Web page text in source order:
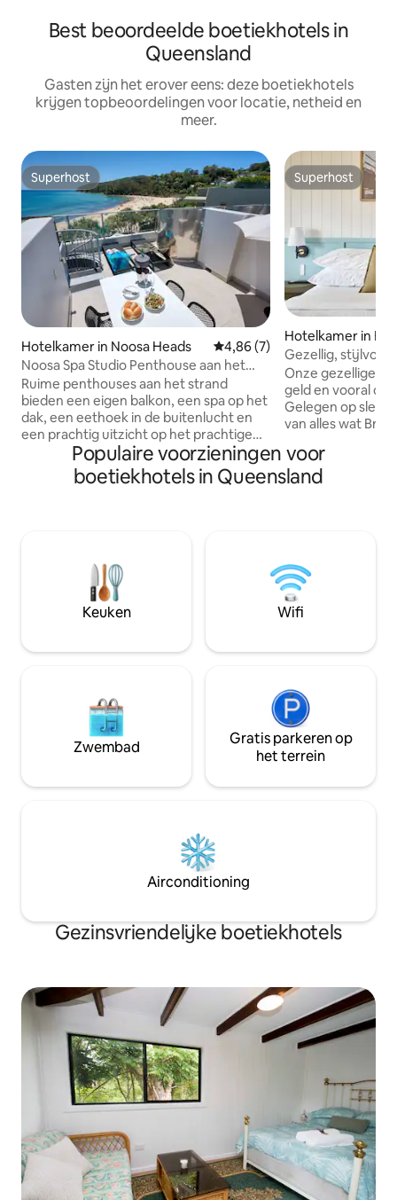
Best beoordeelde boetiekhotels in
Queensland
Gasten zijn het erover eens: deze boetiekhotels
krijgen topbeoordelingen voor locatie, netheid en
meer.
Superhost
Superhost
Hotelkamer in Noosa Heads Gemiddelde beoordeling van
4,86 (7)
Noosa Spa Studio Penthouse aan het
strand
Ruime penthouses aan het strand
bieden een eigen balkon, een spa op het
dak, een eethoek in de buitenlucht en
een prachtig uitzicht op het prachtige
Noosa Main Beach. Onze open spa
Penthouses aan het strand zijn ideaal
voor singles en koppels die willen
een flatscreen-tv, een goed uitgeruste
keuken en een eethoek. Loop door naar
de slaapkamer/badkamer met kingsize
bed, tv, douche met uitzicht, gewaden
haarverzorgingsproducten.
Superhost
Superhost
Hotelkamer in
eads
Gezellig, stijlvol
Onze gezellige
geld en vooral
Gelegen op
van alles wat
ontspannen
Voorzieningen
koffiefaciliteiten -
Wifi - magnetron
Populaire voorzieningen voor
boetiekhotels in Queensland
Keuken Wifi
Zwembad
Gratis parkeren op
het terrein
Airconditioning
Gezinsvriendelijke boetiekhotels